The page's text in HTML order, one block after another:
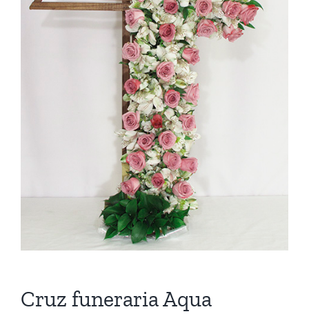
Cruz funeraria Aqua